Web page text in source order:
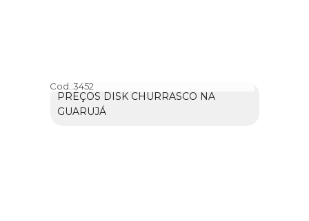
Cod.:3452
PREÇOS DISK CHURRASCO NA
GUARUJÁ